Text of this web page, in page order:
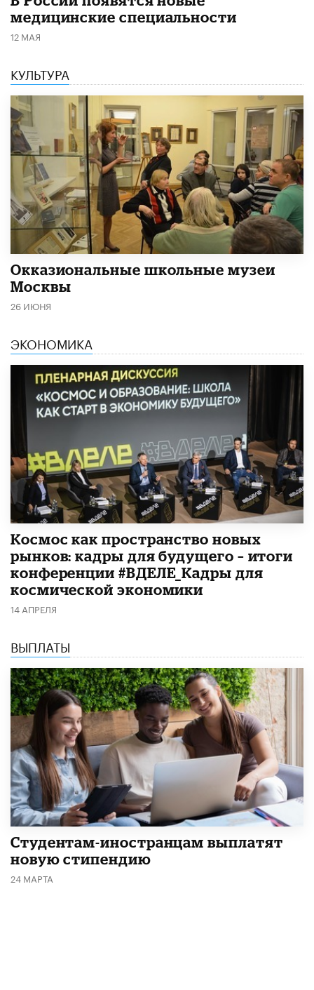
медицинские специальности
12 МАЯ
КУЛЬТУРА
​Окказиональные школьные музеи
Москвы
26 ИЮНЯ
ЭКОНОМИКА
Космос как пространство новых
рынков: кадры для будущего – итоги
конференции #ВДЕЛЕ_Кадры для
космической экономики
14 АПРЕЛЯ
ВЫПЛАТЫ
Студентам-иностранцам выплатят
новую стипендию
24 МАРТА